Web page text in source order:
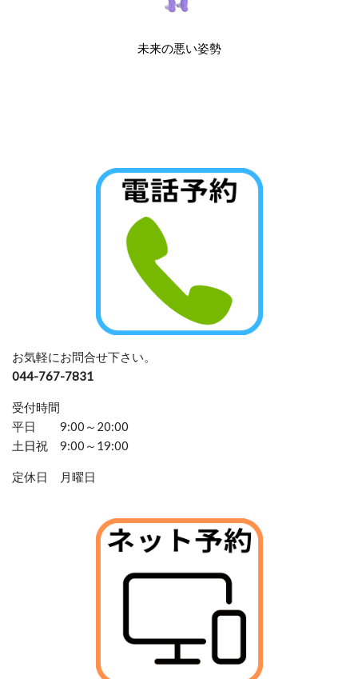
未来の悪い姿勢
お気軽にお問合せ下さい。
044-767-7831
受付時間
平日 9:00～20:00
土 日祝 9:00～19:00
定休日 月曜日